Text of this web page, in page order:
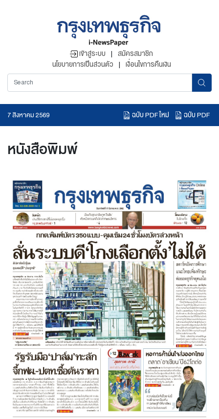
เข้าสู่ระบบ | สมัครสมาชิก
นโยบายการเป็นส่วนตัว | เงื่อนไขการคืนเงิน
7 สิงหาคม 2569 ฉบับ PDF ใหม่
ฉบับ PDF
หนังสือพิมพ์